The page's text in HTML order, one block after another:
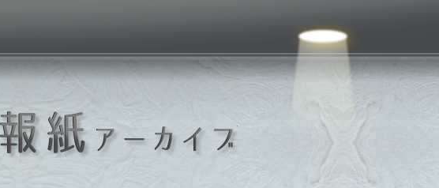
いしおか広報紙アーカイブ